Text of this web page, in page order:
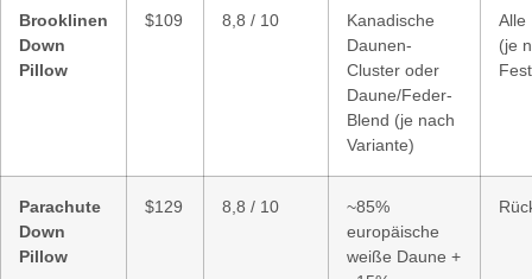
Brooklinen
Down
Pillow
$109 8,8 / 10
Kanadische
Daunen-
Cluster oder
Daune/Feder-
Blend (je nach
Variante)
Alle
(je
Parachute
Down
Pillow
$129 8,8 / 10
~85%
europäische
weiße Daune +